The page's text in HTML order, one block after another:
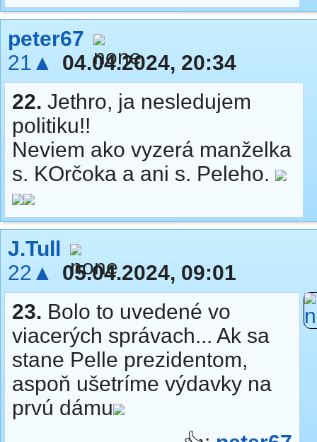
peter67
21▲
04.04.2024, 20:34
22. Jethro, ja nesledujem
politiku!!
Neviem ako vyzerá manželka
s. KOrčoka a ani s. Peleho.
J.Tull
22▲
05.04.2024, 09:01
23. Bolo to uvedené vo
viacerých správach... Ak sa
stane Pelle prezidentom,
aspoň ušetríme výdavky na
prvú dámu